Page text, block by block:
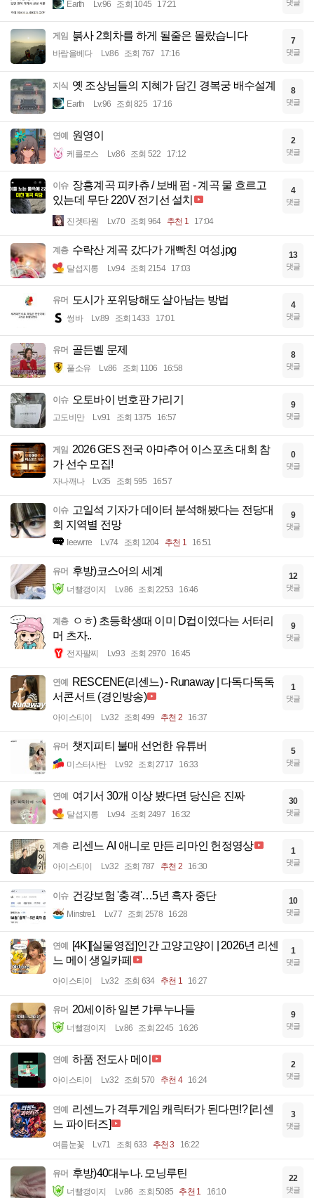
Earth Lv.96 조회 1045 17:21 댓글
게임 붉사 2회차를 하게 될줄은 몰랐습니다
바람을베다 Lv.86 조회 767 17:16
7
댓글
지식 옛 조상님들의 지혜가 담긴 경복궁 배수설계
Earth Lv.96 조회 825 17:16
8
댓글
연예 원영이
케를로스 Lv.86 조회 522 17:12
2
댓글
이슈 장흥계곡 피카츄 / 보배 펌 - 계곡 물 흐르고
있는데 무단 220V 전기선 설치
진겟타원 Lv.70 조회 964 추천 1 17:04
4
댓글
계층 수락산 계곡 갔다가 개빡친 여성.jpg
달섭지롱 Lv.94 조회 2154 17:03
13
댓글
유머 도시가 포위당해도 살아남는 방법
썽바 Lv.89 조회 1433 17:01
4
댓글
유머 골든벨 문제
풀소유 Lv.86 조회 1106 16:58
8
댓글
이슈 오토바이 번호판 가리기
고도비만 Lv.91 조회 1375 16:57
9
댓글
게임 2026 GES 전국 아마추어 이스포츠 대회 참
가 선수 모집!
자나깨나 Lv.35 조회 595 16:57
0
댓글
이슈 고일석 기자가 데이터 분석해봤다는 전당대
회 지역별 전망
Ieewrre Lv.74 조회 1204 추천 1 16:51
9
댓글
유머 후방)코스어의 세계
너빨갱이지 Lv.86 조회 2253 16:46
12
댓글
계층
ㅇㅎ) 초등학생때 이미 D컵이였다는 서터리
머 츠자..
전자팔찌 Lv.93 조회 2970 16:45
9
댓글
연예
RESCENE(리센느) - Runaway | 다독다독독
서콘서트 (경인방송)
아이스티이 Lv.32 조회 499 추천 2 16:37
1
댓글
유머 챗지피티 불매 선언한 유튜버
미스터사탄 Lv.92 조회 2717 16:33
5
댓글
연예 여기서 30개 이상 봤다면 당신은 진짜
달섭지롱 Lv.94 조회 2497 16:32
30
댓글
계층 리센느 AI 애니로 만든 리마인 헌정영상
아이스티이 Lv.32 조회 787 추천 2 16:30
1
댓글
이슈 건강보험 '충격'…5년 흑자 중단
Minstre1 Lv.77 조회 2578 16:28
10
댓글
연예
[4K][실물영접]인간 고양고양이 | 2026년 리센
느 메이 생일카페
아이스티이 Lv.32 조회 634 추천 1 16:27
1
댓글
유머 20세이하 일본 갸루누나들
너빨갱이지 Lv.86 조회 2245 16:26
9
댓글
연예 하품 전도사 메이
아이스티이 Lv.32 조회 570 추천 4 16:24
2
댓글
연예
리센느가 격투게임 캐릭터가 된다면!? [리센
느 파이터즈]
여름눈꽃 Lv.71 조회 633 추천 3 16:22
3
댓글
유머 후방)40대누나. 모닝루틴
너빨갱이지 Lv.86 조회 5085 추천 1 16:10
22
댓글